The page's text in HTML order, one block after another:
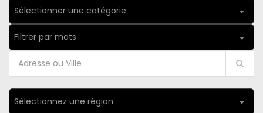
Sélectionner une catégorie
Filtrer par mots
Sélectionnez une région